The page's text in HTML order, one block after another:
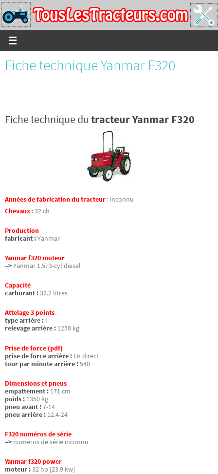
Passer
vers
le
contenu
Fiche technique Yanmar F320
Fiche technique dutracteur Yanmar F320
Années de fabrication du tracteur : inconnu
Chevaux :32 ch
Production
fabricant :Yanmar
Yanmar f320 moteur
–>Yanmar 1.5l 3-cyl diesel
Capacité
carburant :32.2 litres
Attelage 3 points
type arrière : I
relevage arrière : 1250 kg
Prise de force (pdf)
prise de force arrière : En direct
tour par minute arrière :540
Dimensions et pneus
empattement : 171 cm
poids : 1350 kg
pneu avant :7-14
pneu arrière : 12.4-24
F320 numéros de série
–> numéros de série inconnu
Yanmar f320 power
moteur :32 hp [23.9 kw]